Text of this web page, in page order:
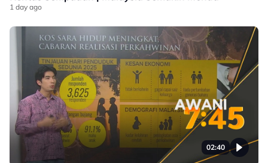
1 day ago
02:40